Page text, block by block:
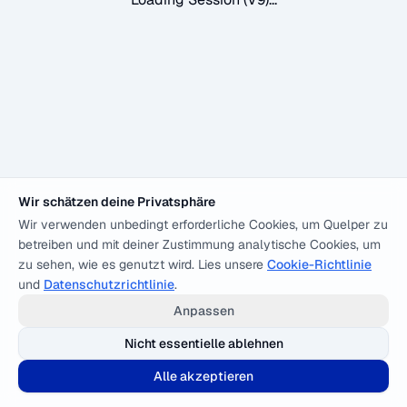
Wir schätzen deine Privatsphäre
Wir verwenden unbedingt erforderliche Cookies, um Quelper zu
betreiben und mit deiner Zustimmung analytische Cookies, um
zu sehen, wie es genutzt wird. Lies unsere Cookie-Richtlinie
und Datenschutzrichtlinie.
Anpassen
Nicht essentielle ablehnen
Alle akzeptieren